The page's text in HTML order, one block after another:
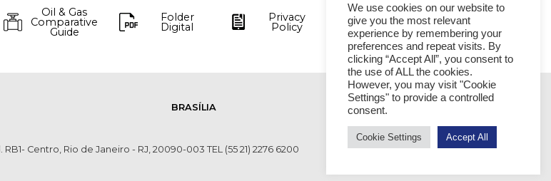
Oil & Gas
Comparative
Guide
Folder
Digital
Privacy
Policy
BRASÍLIA
RB1- Centro, Rio de Janeiro - RJ, 20090-003 TEL (55 21) 2276 6200
We use cookies on our website to
give you the most relevant
experience by remembering your
preferences and repeat visits. By
clicking “Accept All”, you consent to
the use of ALL the cookies.
However, you may visit "Cookie
Settings" to provide a controlled
consent.
Cookie Settings Accept All